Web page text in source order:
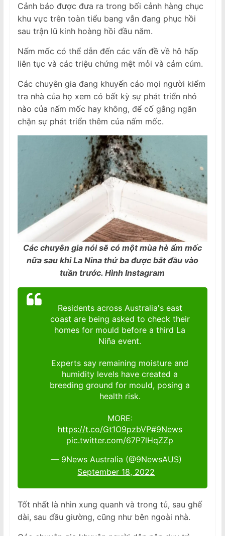
Cảnh báo được đưa ra trong bối cảnh hàng chục
khu vực trên toàn tiểu bang vẫn đang phục hồi
sau trận lũ kinh hoàng hồi đầu năm.
Nấm mốc có thể dẫn đến các vấn đề về hô hấp
liên tục và các triệu chứng mệt mỏi và cảm cúm.
Các chuyên gia đang khuyến cáo mọi người kiểm
tra nhà của họ xem có bất kỳ sự phát triển nhỏ
nào của nấm mốc hay không, để cố gắng ngăn
chặn sự phát triển thêm của nấm mốc.
Các chuyên gia nói sẽ có một mùa hè ẩm mốc
nữa sau khi La Nina thứ ba được bắt đầu vào
tuần trước. Hình Instagram
Residents across Australia's east
coast are being asked to check their
homes for mould before a third La
Niña event.
Experts say remaining moisture and
humidity levels have created a
breeding ground for mould, posing a
health risk.
MORE:
https://t.co/Gt1O9pzbVP#9News
pic.twitter.com/67P7lHqZZp
— 9News Australia (@9NewsAUS)
September 18, 2022
Tốt nhất là nhìn xung quanh và trong tủ, sau ghế
dài, sau đầu giường, cũng như bên ngoài nhà.